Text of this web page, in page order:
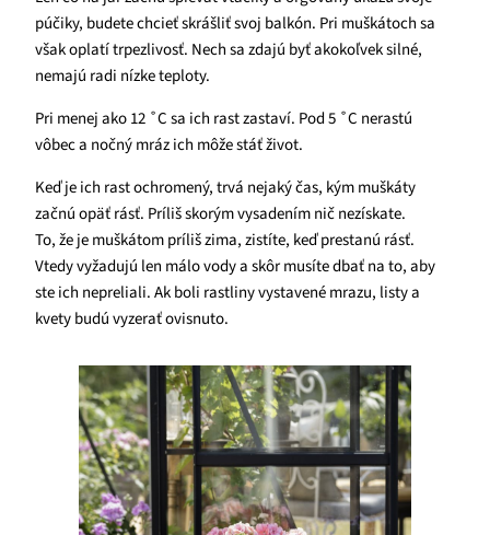
púčiky, budete chcieť skrášliť svoj balkón. Pri muškátoch sa
však oplatí trpezlivosť. Nech sa zdajú byť akokoľvek silné,
nemajú radi nízke teploty.
Pri menej ako 12 ˚C sa ich rast zastaví. Pod 5 ˚C nerastú
vôbec a nočný mráz ich môže stáť život.
Keď je ich rast ochromený, trvá nejaký čas, kým muškáty
začnú opäť rásť. Príliš skorým vysadením nič nezískate.
To, že je muškátom príliš zima, zistíte, keď prestanú rásť.
Vtedy vyžadujú len málo vody a skôr musíte dbať na to, aby
ste ich nepreliali. Ak boli rastliny vystavené mrazu, listy a
kvety budú vyzerať ovisnuto.